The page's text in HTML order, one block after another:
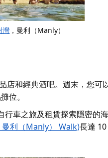
灣 ，曼利（Manly）
店和經典酒吧。週末，您可
位。
行車之旅及租賃探索隱密的
利（Manly） Walk)長達